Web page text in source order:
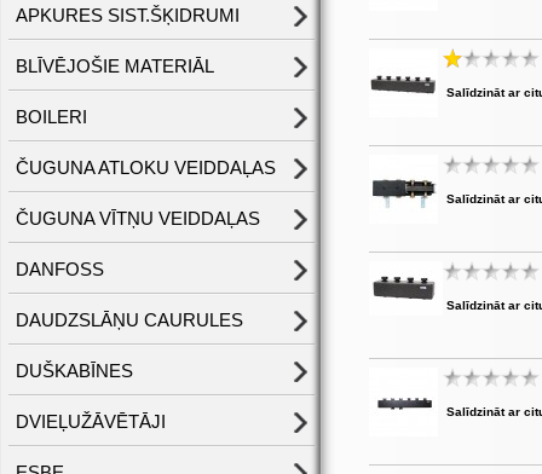
APKURES SIST.ŠĶIDRUMI
BLĪVĒJOŠIE MATERIĀL
BOILERI
ČUGUNA ATLOKU VEIDDAĻAS
ČUGUNA VĪTŅU VEIDDAĻAS
DANFOSS
DAUDZSLĀŅU CAURULES
DUŠKABĪNES
DVIEĻUŽĀVĒTĀJI
Salīdzināt ar
Salīdzināt ar
Salīdzināt ar
Salīdzināt ar